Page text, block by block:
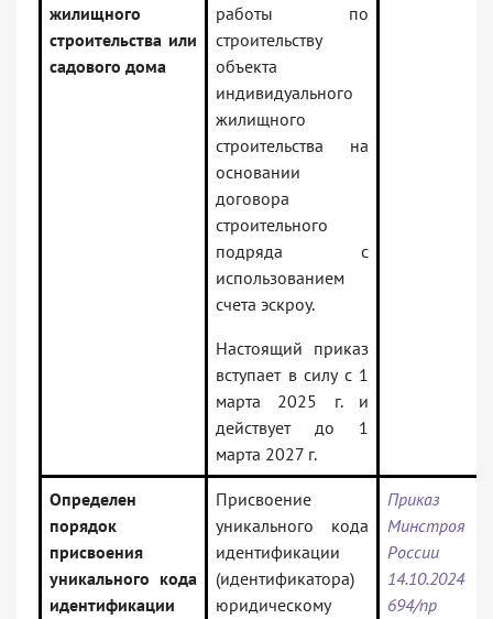
жилищного
строительства или
садового дома
работы по
строительству
объекта
индивидуального
жилищного
строительства на
основании
договора
строительного
подряда с
использованием
счета эскроу.
Настоящий приказ
вступает в силу с 1
марта 2025 г. и
действует до 1
марта 2027 г.
Определен
порядок
присвоения
уникального кода
идентификации
Присвоение
уникального кода
идентификации
(идентификатора)
юридическому
Приказ
Минстроя
России
14.10.2024
694/пр